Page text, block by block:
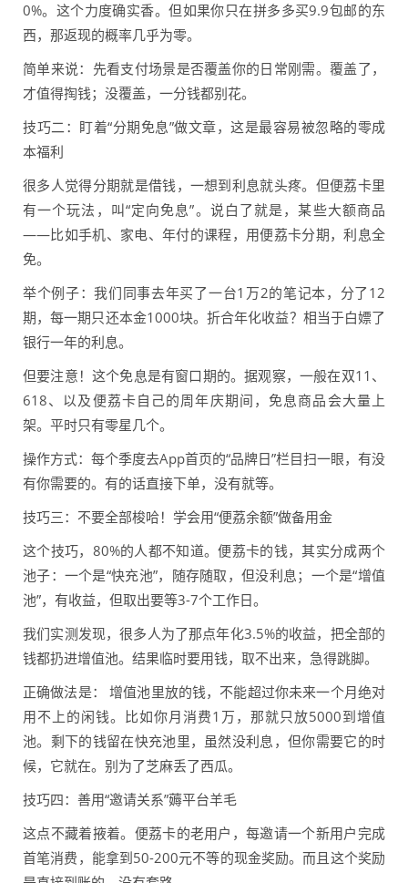
0%。这个力度确实香。但如果你只在拼多多买9.9包邮的东
西，那返现的概率几乎为零。
简单来说：先看支付场景是否覆盖你的日常刚需。覆盖了，
才值得掏钱；没覆盖，一分钱都别花。
技巧二：盯着“分期免息”做文章，这是最容易被忽略的零成
本福利
很多人觉得分期就是借钱，一想到利息就头疼。但便荔卡里
有一个玩法，叫“定向免息”。说白了就是，某些大额商品
——比如手机、家电、年付的课程，用便荔卡分期，利息全
免。
举个例子：我们同事去年买了一台1万2的笔记本，分了12
期，每一期只还本金1000块。折合年化收益？相当于白嫖了
银行一年的利息。
但要注意！这个免息是有窗口期的。据观察，一般在双11、
618、以及便荔卡自己的周年庆期间，免息商品会大量上
架。平时只有零星几个。
操作方式：每个季度去App首页的“品牌日”栏目扫一眼，有没
有你需要的。有的话直接下单，没有就等。
技巧三：不要全部梭哈！学会用“便荔余额”做备用金
这个技巧，80%的人都不知道。便荔卡的钱，其实分成两个
池子：一个是“快充池”，随存随取，但没利息；一个是“增值
池”，有收益，但取出要等3-7个工作日。
我们实测发现，很多人为了那点年化3.5%的收益，把全部的
钱都扔进增值池。结果临时要用钱，取不出来，急得跳脚。
正确做法是： 增值池里放的钱，不能超过你未来一个月绝对
用不上的闲钱。比如你月消费1万，那就只放5000到增值
池。剩下的钱留在快充池里，虽然没利息，但你需要它的时
候，它就在。别为了芝麻丢了西瓜。
技巧四：善用“邀请关系”薅平台羊毛
这点不藏着掖着。便荔卡的老用户，每邀请一个新用户完成
首笔消费，能拿到50-200元不等的现金奖励。而且这个奖励